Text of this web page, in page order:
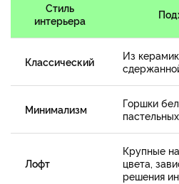
Стиль
интерьера
Классический
Из
Минимализм
Горшки
Лофт
Крупные
цвета,
решения